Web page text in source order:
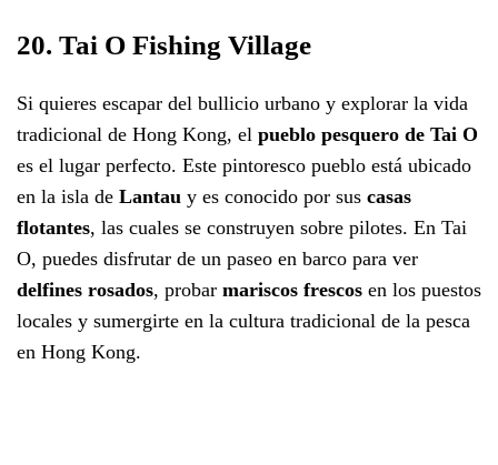
20. Tai O Fishing Village
Si quieres escapar del bullicio urbano y explorar la vida
tradicional de Hong Kong, el pueblo pesquero de Tai O
es el lugar perfecto. Este pintoresco pueblo está ubicado
en la isla de Lantau y es conocido por sus casas
flotantes, las cuales se construyen sobre pilotes. En Tai
O, puedes disfrutar de un paseo en barco para ver
delfines rosados, probar mariscos frescos en los puestos
locales y sumergirte en la cultura tradicional de la pesca
en Hong Kong.